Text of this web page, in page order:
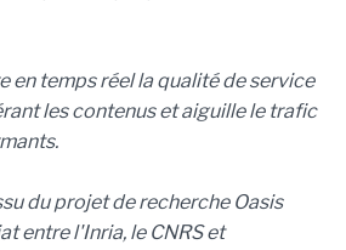
en temps réel la qualité de service
les contenus et aiguille le trafic
du projet de recherche Oasis
entre l'Inria, le CNRS et